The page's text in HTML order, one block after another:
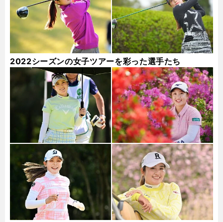
2022シーズンの女子ツアーを彩った選手たち